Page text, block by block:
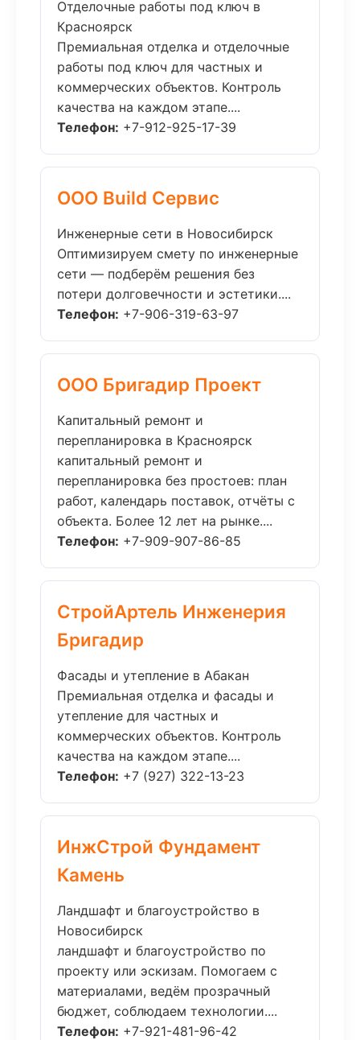
Отделочные работы под ключ в
Красноярск
Премиальная отделка и отделочные
работы под ключ для частных и
коммерческих объектов. Контроль
качества на каждом этапе....
Телефон: +7-912-925-17-39
ООО Build Сервис
Инженерные сети в Новосибирск
Оптимизируем смету по инженерные
сети — подберём решения без
потери долговечности и эстетики....
Телефон: +7-906-319-63-97
ООО Бригадир Проект
Капитальный ремонт и
перепланировка в Красноярск
капитальный ремонт и
перепланировка без простоев: план
работ, календарь поставок, отчёты с
объекта. Более 12 лет на рынке....
Телефон: +7-909-907-86-85
СтройАртель Инженерия
Бригадир
Фасады и утепление в Абакан
Премиальная отделка и фасады и
утепление для частных и
коммерческих объектов. Контроль
качества на каждом этапе....
Телефон: +7 (927) 322-13-23
ИнжСтрой Фундамент
Камень
Ландшафт и благоустройство в
Новосибирск
ландшафт и благоустройство по
проекту или эскизам. Помогаем с
материалами, ведём прозрачный
бюджет, соблюдаем технологии....
Телефон: +7-921-481-96-42